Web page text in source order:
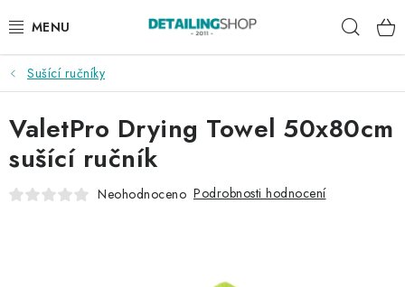
na
AKCE
NOVINKY
EXTERIÉR
Sušící ručníky
ValetPro Drying Towel 50x80cm
sušící ručník
Neohodnoceno Podrobnosti hodnocení